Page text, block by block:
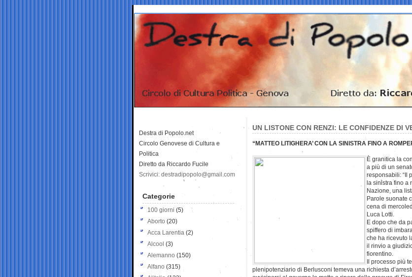
UN LISTONE CON RENZI: LE CONFIDENZE DI
“MATTEO LITIGHERA’ CON LA SINISTRA FINO A
È granitica la
a più di un
responsabili: “Il
la sinistra fino a
Nazione, una
Parole suonate
cena di
Luca Lotti.
E dopo che da
spiffero di
che ha ricevuto
il rinvio a
fiorentino.
Il processo più
plenipotenziario di Berlusconi temeva una richiesta
Destra di Popolo.net
Circolo Genovese di Cultura e
Politica
Diretto da Riccardo Fucile
Scrivici: destradipopolo@gmail.com
Categorie
100 giorni (5)
Aborto (20)
Acca Larentia (2)
Alcool (3)
Alemanno (150)
Alfano (315)